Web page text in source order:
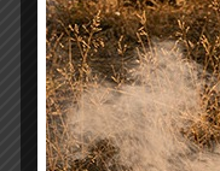
(FNOSAD) met en
des médicaments